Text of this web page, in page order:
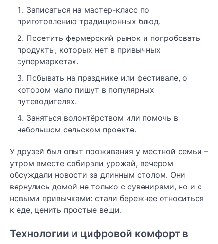
Записаться на мастер-класс по
приготовлению традиционных блюд.
Посетить фермерский рынок и попробовать
продукты, которых нет в привычных
супермаркетах.
Побывать на празднике или фестивале, о
котором мало пишут в популярных
путеводителях.
Заняться волонтёрством или помочь в
небольшом сельском проекте.
У друзей был опыт проживания у местной семьи –
утром вместе собирали урожай, вечером
обсуждали новости за длинным столом. Они
вернулись домой не только с сувенирами, но и с
новыми привычками: стали бережнее относиться
к еде, ценить простые вещи.
Технологии и цифровой комфорт в